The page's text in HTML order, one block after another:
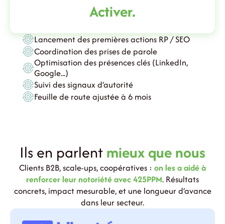
Activer.
Lancement des premières actions RP / SEO
Coordination des prises de parole
Optimisation des présences clés (LinkedIn,
Google...)
Suivi des signaux d’autorité
Feuille de route ajustée à 6 mois
Ils en parlentmieux que nous
Clients B2B, scale-ups, coopératives : on les a aidé à
renforcer leur notoriété avec 425PPM. Résultats
concrets, impact mesurable, et une longueur d’avance
dans leur secteur.